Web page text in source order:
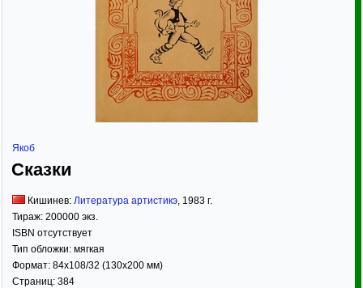
Якоб
Сказки
Кишинев: Литература артистикэ, 1983 г.
Тираж: 200000 экз.
ISBN отсутствует
Тип обложки: мягкая
Формат: 84x108/32 (130x200 мм)
Страниц: 384